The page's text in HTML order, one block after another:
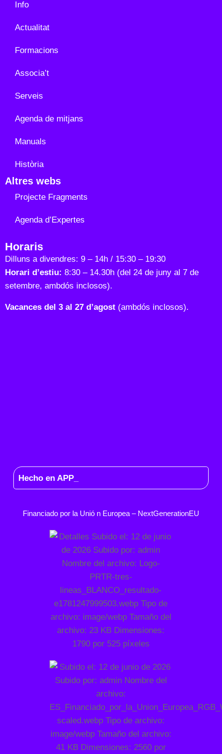
Info
Actualitat
Formacions
Associa’t
Serveis
Agenda de mitjans
Manuals
Història
Altres webs
Projecte Fragments
Agenda d’Expertes
Horaris
Dilluns a divendres: 9 – 14h / 15:30 – 19:30
Horari d’estiu: 8:30 – 14.30h (del 24 de juny al 7 de
setembre, ambdós inclosos).
Vacances del 3 al 27 d’agost (ambdós inclosos).
Hecho en APP_
Financiado por la Unió n Europea – NextGenerationEU